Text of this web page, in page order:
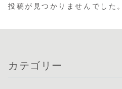
投稿が見つかりませんでした。
カテゴリー